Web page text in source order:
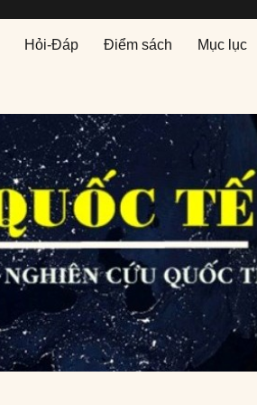
Hỏi-Đáp Điểm sách Mục lục